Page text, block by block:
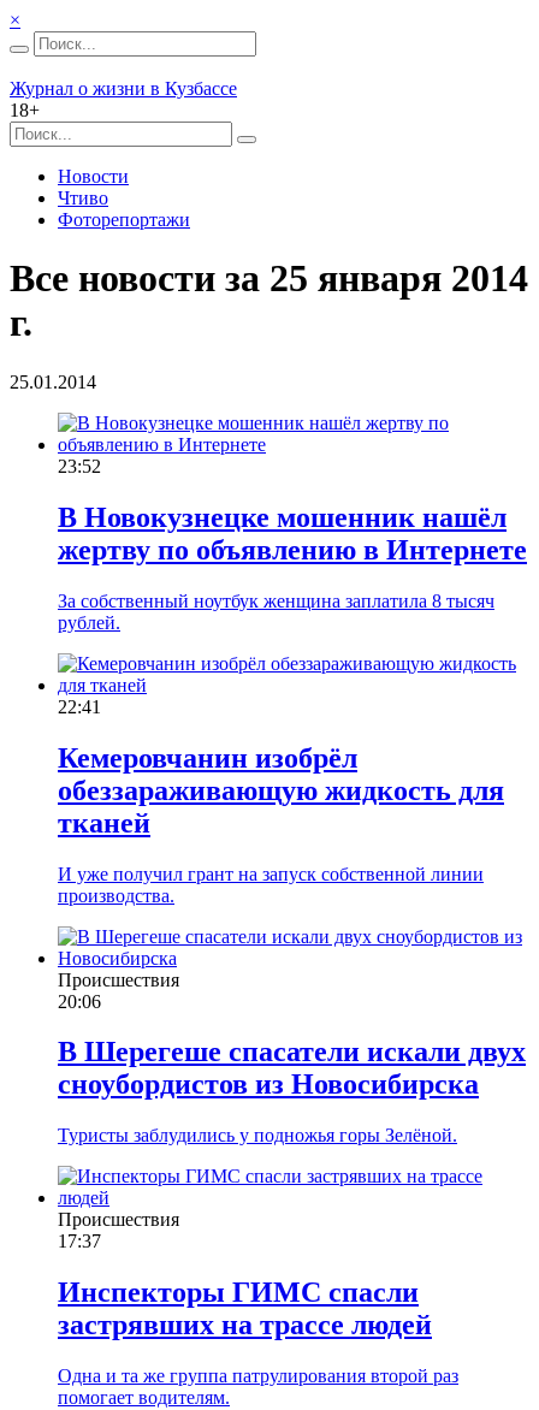
×
Журнал о жизни в Кузбассе
18+
Новости
Чтиво
Фоторепортажи
Все новости за 25 января 2014
г.
25.01.2014
23:52
В Новокузнецке мошенник нашёл
жертву по объявлению в Интернете
За собственный ноутбук женщина заплатила 8 тысяч
рублей.
22:41
Кемеровчанин изобрёл
обеззараживающую жидкость для
тканей
И уже получил грант на запуск собственной линии
производства.
Происшествия
20:06
В Шерегеше спасатели искали двух
сноубордистов из Новосибирска
Туристы заблудились у подножья горы Зелёной.
Происшествия
17:37
Инспекторы ГИМС спасли
застрявших на трассе людей
Одна и та же группа патрулирования второй раз
помогает водителям.